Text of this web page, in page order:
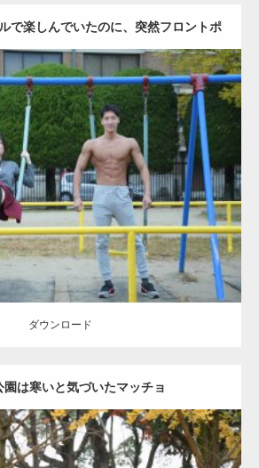
で楽しんでいたのに、突然フロントポ
ーズをするマッチョ
Update: 2021.07.6
ョ その他 AKIHITO(細マッチョ) 腹筋 大胸筋
ード
ダウンロード
園は寒いと気づいたマッチョ